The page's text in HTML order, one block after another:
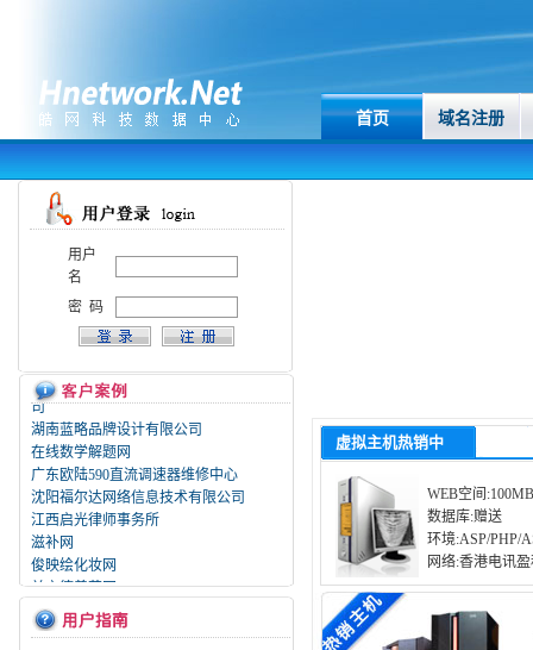
首页 域名注册
用户
名
密 码
江西翔鹭钨业有限公司
深圳市易思达软件技术有限公司
赣州市森海健康科技有限公司
长沙长生源生物科技有限公司
广州生命之光电子科技有限公司
深圳护航时代数据恢复中心
北票市宝力洁实验室装备制造有限公
司
湖南蓝略品牌设计有限公司
在线数学解题网
广东欧陆590直流调速器维修中心
沈阳福尔达网络信息技术有限公司
江西启光律师事务所
滋补网
俊映绘化妆网
兰之德养花网
尚德信健康网
云品源茶道网
虚拟主机热销中
WEB空间:100MB
数据库:赠送
环境:ASP/PHP/
网络:香港电讯盈